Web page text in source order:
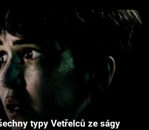
typy Vetřelců ze ságy